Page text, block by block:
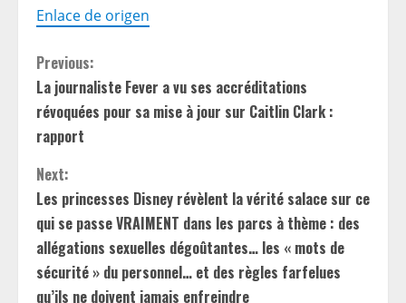
Enlace de origen
C
o
n
t
i
n
Previous:
La journaliste Fever a vu ses accréditations
révoquées pour sa mise à jour sur Caitlin Clark :
rapport
Next:
Les princesses Disney révèlent la vérité salace sur ce
qui se passe VRAIMENT dans les parcs à thème : des
allégations sexuelles dégoûtantes… les « mots de
sécurité » du personnel… et des règles farfelues
qu’ils ne doivent jamais enfreindre